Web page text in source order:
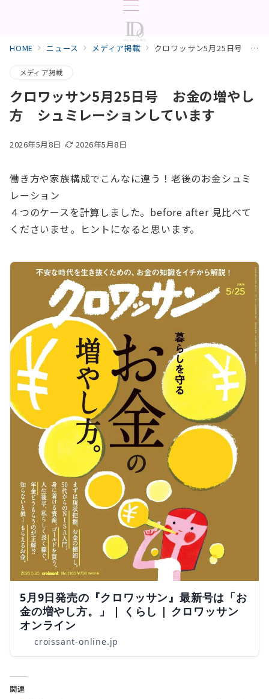
HOME ニュース メディア掲載 クロワッサン5月25日号 お金の増やし方 シュミレーションしています
メディア掲載
クロワッサン5月25日号 お金の増やし
方 シュミレーションしています
2026年5月8日 2026年5月8日
働き方や家族構成でこんなに違う！老後のお金シュミ
レーション
４つのケースを計算しました。before after 見比べて
くださいませ。ヒントになると思います。
5月9日発売の『クロワッサン』最新号は「お
金の増やし方。」 | くらし | クロワッサン
オンライン
croissant-online.jp
関連